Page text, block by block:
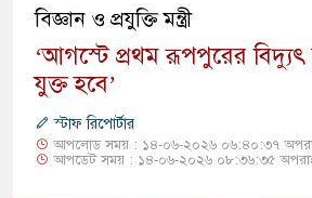
বিজ্ঞান ও প্রযুক্তি মন্ত্রী
‘আগস্টে প্রথম রূপপুরের বিদ্যুৎ
যুক্ত হবে’
স্টাফ রিপোর্টার
আপলোড সময় : ১৪-০৬-২০২৬ ০৬:৪০:৩৭
আপডেট সময় : ১৪-০৬-২০২৬ ০৮:৩৬:৩৫